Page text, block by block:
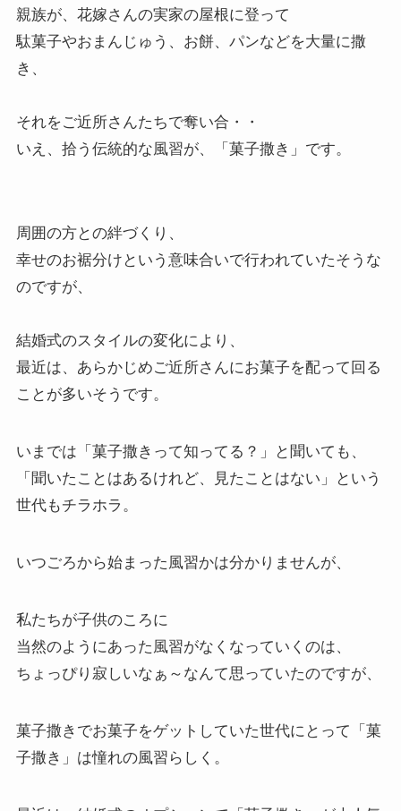
親族が、花嫁さんの実家の屋根に登って
駄菓子やおまんじゅう、お餅、パンなどを大量に撒
き、
それをご近所さんたちで奪い合・・
いえ、拾う伝統的な風習が、「菓子撒き」です。
周囲の方との絆づくり、
幸せのお裾分けという意味合いで行われていたそうな
のですが、
結婚式のスタイルの変化により、
最近は、あらかじめご近所さんにお菓子を配って回る
ことが多いそうです。
いまでは「菓子撒きって知ってる？」と聞いても、
「聞いたことはあるけれど、見たことはない」という
世代もチラホラ。
いつごろから始まった風習かは分かりませんが、
私たちが子供のころに
当然のようにあった風習がなくなっていくのは、
ちょっぴり寂しいなぁ～なんて思っていたのですが、
菓子撒きでお菓子をゲットしていた世代にとって「菓
子撒き」は憧れの風習らしく。